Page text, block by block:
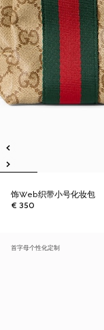
饰Web织带小号化妆包
€ 350
首字母个性化定制